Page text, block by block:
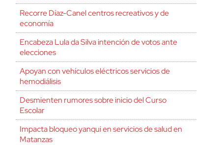
Recorre Díaz-Canel centros recreativos y de
economía
Encabeza Lula da Silva intención de votos ante
elecciones
Apoyan con vehículos eléctricos servicios de
hemodiálisis
Desmienten rumores sobre inicio del Curso
Escolar
Impacta bloqueo yanqui en servicios de salud en
Matanzas